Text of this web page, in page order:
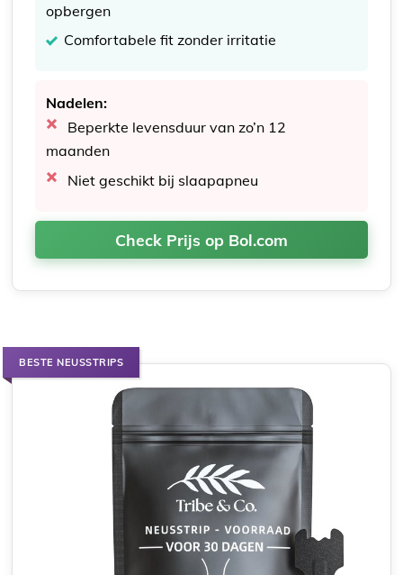
opbergen
Comfortabele fit zonder irritatie
Nadelen:
Beperkte levensduur van zo’n 12
maanden
Niet geschikt bij slaapapneu
Check Prijs op Bol.com
BESTE NEUSSTRIPS